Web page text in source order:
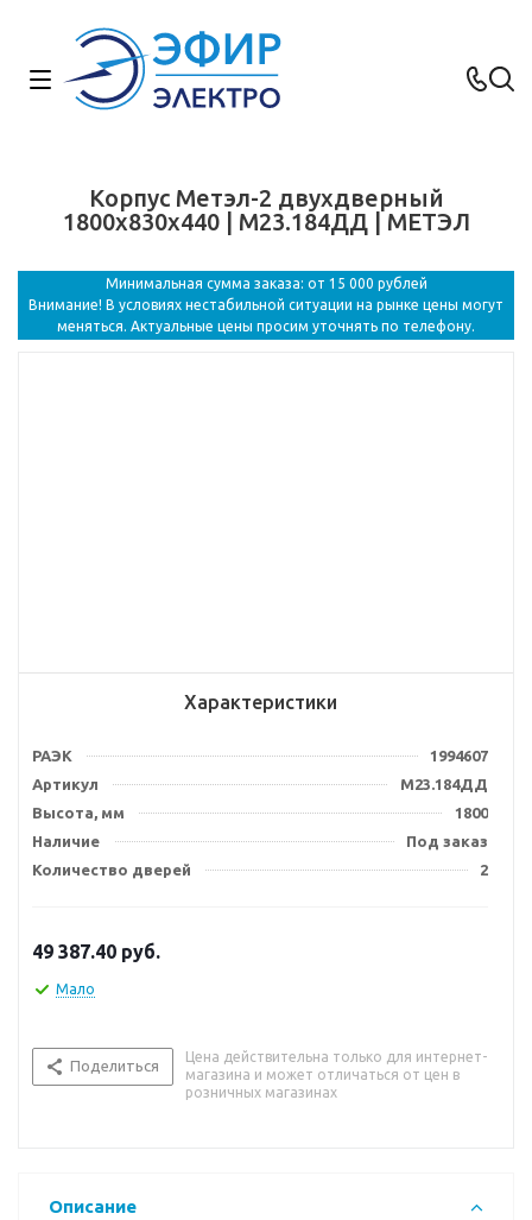
Корпус Метэл-2 двухдверный
1800х830х440 | М23.184ДД | МЕТЭЛ
Минимальная сумма заказа: от 15 000 рублей
Внимание! В условиях нестабильной ситуации на рынке цены могут
меняться. Актуальные цены просим уточнять по телефону.
Характеристики
РАЭК
1994607
Артикул
М23.184ДД
Высота, мм
1800
Наличие
Под заказ
Количество дверей
2
49 387.40 руб.
Мало
Поделиться
Цена действительна только для интернет-
магазина и может отличаться от цен в
розничных магазинах
Описание